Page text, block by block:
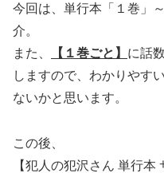
今回は、単行本「１巻」
介。
また、
【１巻ごと】 に話
しますので、わかりやす
ないかと思います。
この後、
【犯人の犯沢さん 単行